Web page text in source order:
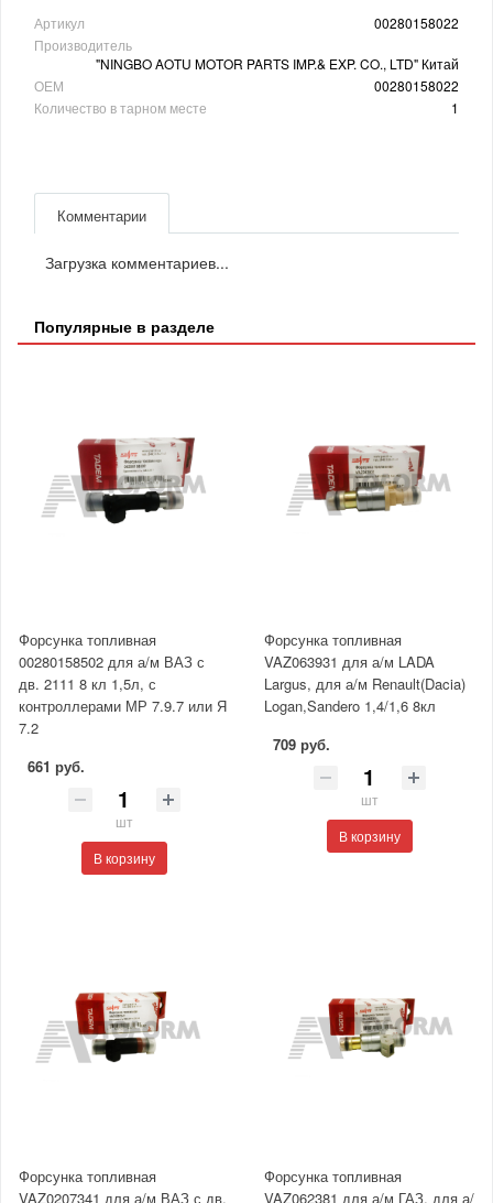
Артикул
00280158022
Производитель
"NINGBO AOTU MOTOR PARTS IMP.& EXP. CO., LTD" Китай
ОЕМ
00280158022
Количество в тарном месте
1
Комментарии
Загрузка комментариев...
Популярные в разделе
Форсунка топливная
00280158502 для а/м ВАЗ с
дв. 2111 8 кл 1,5л, с
контроллерами МР 7.9.7 или Я
7.2
661 руб.
шт
В корзину
Форсунка топливная
VAZ063931 для а/м LADA
Largus, для а/м Renault(Dacia)
Logan,Sandero 1,4/1,6 8кл
709 руб.
шт
В корзину
Форсунка топливная
VAZ0207341 для а/м ВАЗ с дв.
Форсунка топливная
VAZ062381 для а/м ГАЗ, для а/